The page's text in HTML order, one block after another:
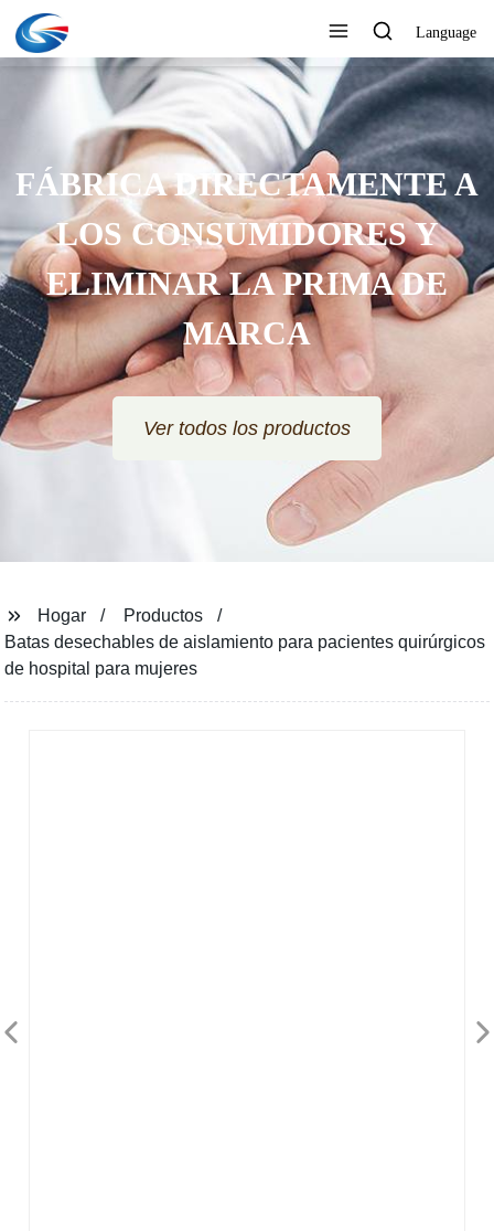
Language
FÁBRICA DIRECTAMENTE A
LOS CONSUMIDORES Y
ELIMINAR LA PRIMA DE
MARCA
Ver todos los productos
Hogar
Productos
Batas desechables de aislamiento para pacientes quirúrgicos
de hospital para mujeres